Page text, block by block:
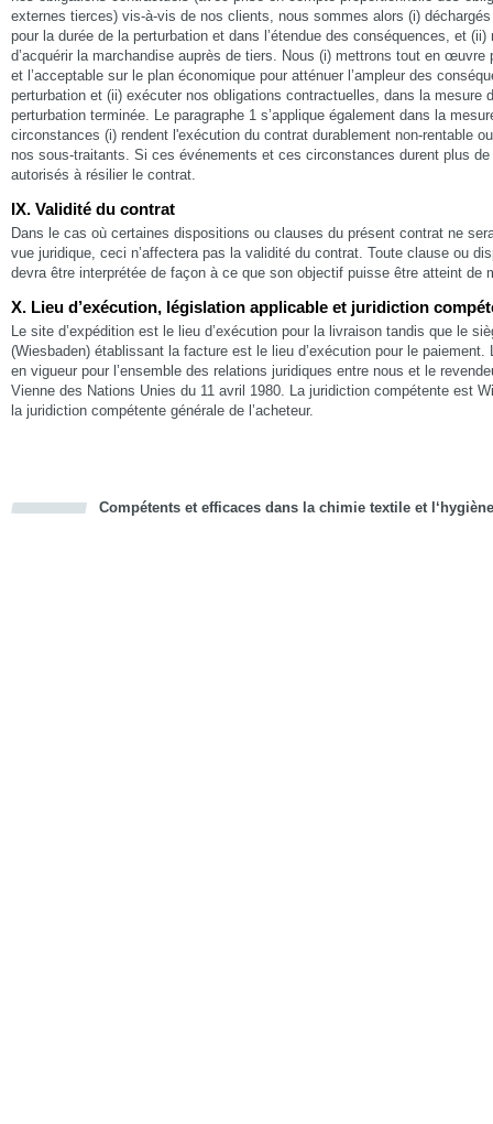
externes tierces) vis-à-vis de nos clients, nous sommes alors (i)
pour la durée de la perturbation et dans l’étendue des conséquences, et
d’acquérir la marchandise auprès de tiers. Nous (i) mettrons tout en œuvre
et l’acceptable sur le plan économique pour atténuer l’ampleur des
perturbation et (ii) exécuter nos obligations contractuelles, dans la mesure
perturbation terminée. Le paragraphe 1 s’applique également dans la
circonstances (i) rendent l'exécution du contrat durablement non-rentable
nos sous-traitants. Si ces événements et ces circonstances durent plus
autorisés à résilier le contrat.
IX. Validité du contrat
Dans le cas où certaines dispositions ou clauses du présent contrat ne
vue juridique, ceci n’affectera pas la validité du contrat. Toute clause ou
devra être interprétée de façon à ce que son objectif puisse être atteint
X. Lieu d’exécution, législation applicable et juridiction
Le site d’expédition est le lieu d’exécution pour la livraison tandis que le
(Wiesbaden) établissant la facture est le lieu d’exécution pour le
en vigueur pour l’ensemble des relations juridiques entre nous et le
Vienne des Nations Unies du 11 avril 1980. La juridiction compétente est
la juridiction compétente générale de l’acheteur.
Compétents et efficaces dans la chimie textile et l‘hygiène